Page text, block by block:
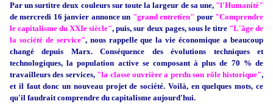
Par un surtitre deux couleurs sur toute la largeur de sa une, "l'Humanité"
de mercredi 16 janvier annonce un "grand entretien" pour "Comprendre
le capitalisme du XXIe siècle", puis, sur deux pages, sous le titre "L'âge de
la société de service", nous rappelle que la vie économique a beaucoup
changé depuis Marx. Conséquence des évolutions techniques et
technologiques, la population active se composant à plus de 70 % de
travailleurs des services, "la classe ouvrière a perdu son rôle historique",
et il faut donc un nouveau projet de société. Voilà, en quelques mots, ce
qu'il faudrait comprendre du capitalisme aujourd'hui.